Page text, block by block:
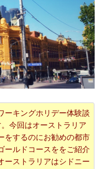
ーキングホリデー体験談
今回はオーストラリア
をするのにお勧めの都市
ールドコースををご紹介
ーストラリアはシドニー